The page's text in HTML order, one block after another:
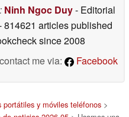
Ninh Ngoc Duy- Editorial
814621 articles published
since 2008
contact me via:
Facebook
portátiles y móviles teléfonos >